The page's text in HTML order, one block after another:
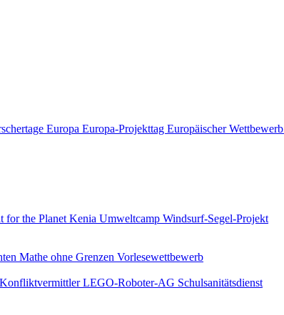
Europa Europa-Projekttag Europäischer Wettbewerb
for the Planet Kenia Umweltcamp Windsurf-Segel-Projekt
Mathe ohne Grenzen Vorlesewettbewerb
KonfliktvermittlerLEGO-Roboter-AG Schulsanitätsdienst